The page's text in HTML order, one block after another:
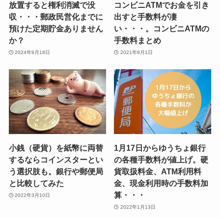
放置すると権利消滅で没
収・・・郵政民営化までに
預けた定期貯金ありません
か？
2024年9月18日
コンビニATMでお金を引き
出すと手数料が凄
い・・・。コンビニATMの
手数料まとめ
2021年8月1日
小銭（硬貨）を紙幣に両替
するならコインスターとい
う選択肢も。銀行や郵便局
と比較してみた
2022年3月10日
1月17日からゆうちょ銀行
の各種手数料が値上げ。硬
貨取扱料金、ATM利用料
金、現金利用時の手数料加
算・・・
2022年1月13日